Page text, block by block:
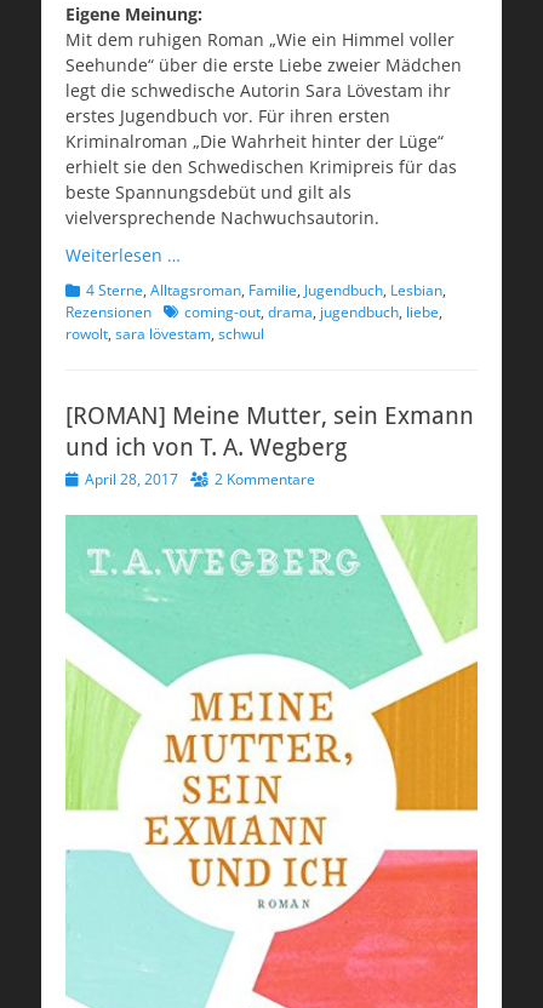
Eigene Meinung:
Mit dem ruhigen Roman „Wie ein Himmel voller
Seehunde“ über die erste Liebe zweier Mädchen
legt die schwedische Autorin Sara Lövestam ihr
erstes Jugendbuch vor. Für ihren ersten
Kriminalroman „Die Wahrheit hinter der Lüge“
erhielt sie den Schwedischen Krimipreis für das
beste Spannungsdebüt und gilt als
vielversprechende Nachwuchsautorin.
Weiterlesen …
Kategorien
4 Sterne, Alltagsroman, Familie, Jugendbuch, Lesbian,
Rezensionen Schlagworte
coming-out, drama, jugendbuch, liebe,
rowolt, sara lövestam, schwul
[ROMAN] Meine Mutter, sein Exmann
und ich von T. A. Wegberg
Veröffentlicht
April 28, 2017 2 Kommentare